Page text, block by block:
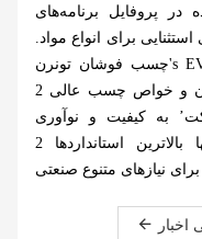
در پروفایل برنامه‌های
برای انواع مواد.
چسب فوشان تونرن's EVA نمایه بسته بندی چسب برای گیرش
سریع زمان و خواص چسب عالی 2c آن ایده‌آل برای سرعت بالا
به کیفیت و نوآوری
اطمینان می‌دهد چسب‌های آنها بالاترین استانداردها 2c ارائه
اخبار